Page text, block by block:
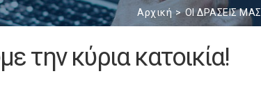
Αρχική ΟΙ ΔΡΑΣΕΙΣ ΜΑΣ
την κύρια κατοικία!